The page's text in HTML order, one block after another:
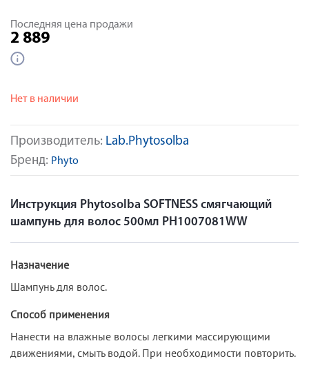
Производитель: Lab.Phytosolba
Бренд: Phyto
Последняя цена продажи
2 889
Нет в наличии
Инструкция Phytosolba SOFTNESS смягчающий
шампунь для волос 500мл PH1007081WW
Назначение
Шампунь для волос.
Способ применения
Нанести на влажные волосы легкими массирующими
движениями, смыть водой. При необходимости повторить.